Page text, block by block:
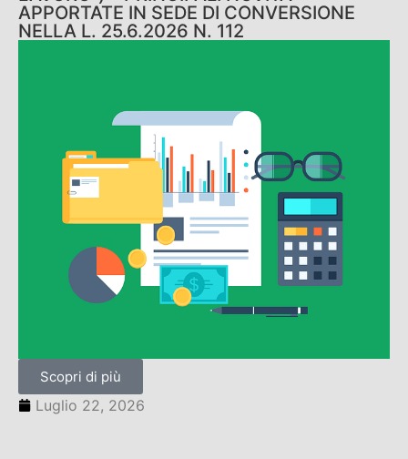
APPORTATE IN SEDE DI CONVERSIONE
NELLA L. 25.6.2026 N. 112
Scopri di più
Luglio 22, 2026